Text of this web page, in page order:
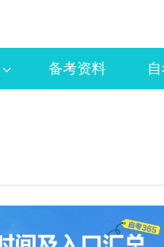
备考资料